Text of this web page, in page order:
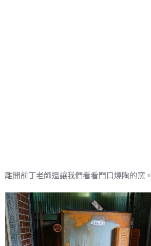
離開前丁老師還讓我們看看門口燒陶的窯。